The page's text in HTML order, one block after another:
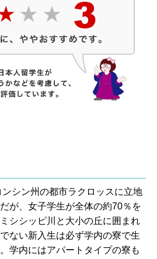
シン州の都市ラクロッスに立地
が、女子学生が全体の約70％を
シシッピ川と大小の丘に囲まれ
ない新入生は必ず学内の寮で生
学内にはアパートタイプの寮も